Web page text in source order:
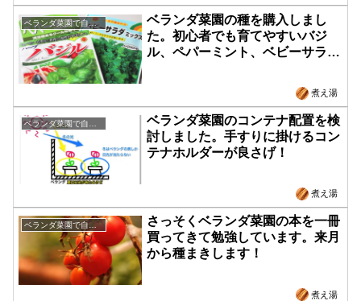
ベランダ菜園で自給自足
ベランダ菜園の種を購入しまし
た。初心者でも育てやすいバジ
ル、ペパーミント、ベビーサラダ
煮え湯
ベランダ菜園で自給自足
ベランダ菜園のコンテナ配置を検
討しました。手すりに掛けるコン
テナホルダーが良さげ！
煮え湯
ベランダ菜園で自給自足
さっそくベランダ菜園の本を一冊
買ってきて勉強しています。来月
から種まきします！
煮え湯